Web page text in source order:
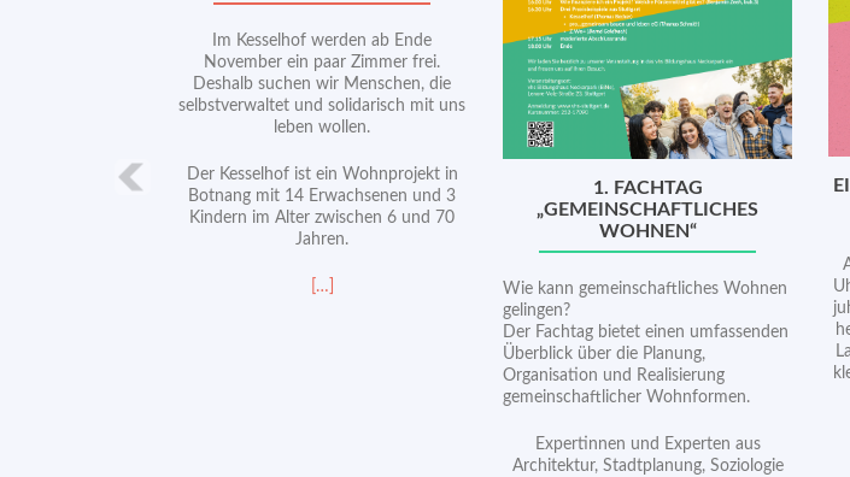
Im Kesselhof werden ab Ende
November ein paar Zimmer frei.
Deshalb suchen wir Menschen, die
selbstverwaltet und solidarisch mit uns
leben wollen.
Der Kesselhof ist ein Wohnprojekt in
Botnang mit 14 Erwachsenen und 3
Kindern im Alter zwischen 6 und 70
Jahren.
Read
[…]
1. FACHTAG
„GEMEINSCHAFTLICHES
WOHNEN“
Wie kann gemeinschaftliches Wohnen
gelingen?
Der Fachtag bietet einen umfassenden
Überblick über die Planung,
Organisation und Realisierung
gemeinschaftlicher Wohnformen.
Expertinnen und Experten aus
Architektur, Stadtplanung, Soziologie